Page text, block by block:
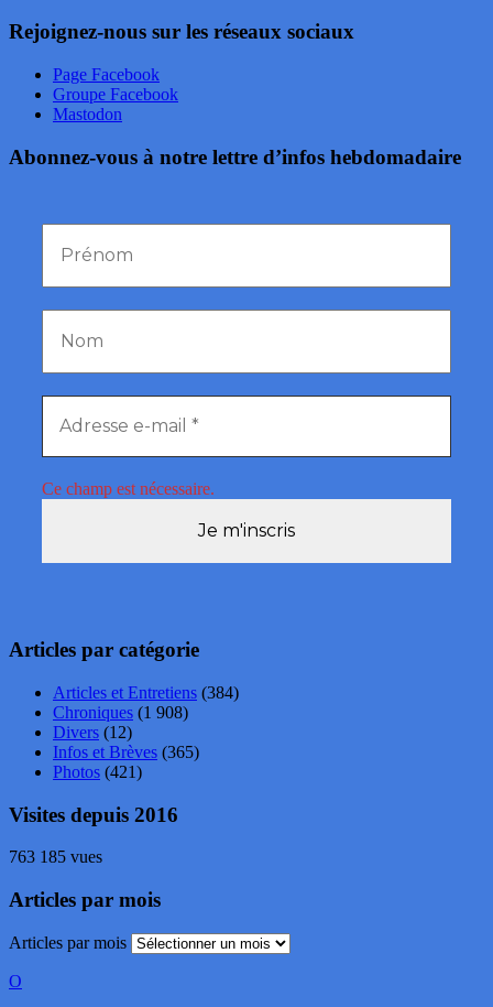
Rejoignez-nous sur les réseaux sociaux
Page Facebook
Groupe Facebook
Mastodon
Abonnez-vous à notre lettre d’infos hebdomadaire
Ce champ est nécessaire.
Articles par catégorie
Articles et Entretiens (384)
Chroniques (1 908)
Divers (12)
Infos et Brèves (365)
Photos (421)
Visites depuis 2016
763 185 vues
Articles par mois
Articles par mois
O